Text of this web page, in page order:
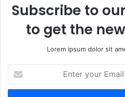
Subscribe to
to get the
Lorem ipsum dolor sit
your
Email